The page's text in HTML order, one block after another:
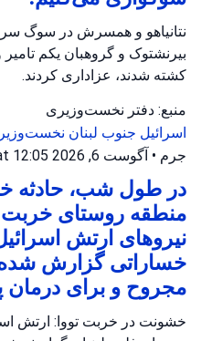
نتانیاهو و همسرش در سوگ
بیرنشتوک و گروهبان یکم تامیر
کشته شدند، عزاداری کردند.
منبع: دفتر نخست‌وزیری
اسرائیل جنوب لبنان
جرم • آگوست 6, 2026 at 12:05 ب.ظ
در طول شب، حادثه
منطقه روستای خربت
نیروهای ارتش
خساراتی گزارش
مجروح و برای
خشونت در خربت تووا: ارتش